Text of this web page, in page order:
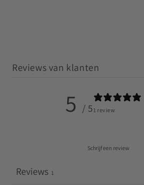
Reviews van klanten
5 / 5 1 review
Schrijf een review
Reviews 1